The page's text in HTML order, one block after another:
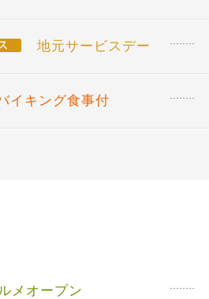
地元サービスデー
イキング食事付
メオープン